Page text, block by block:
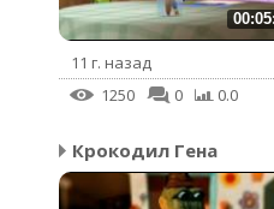
11 г. назад
1250
0 0.0
Крокодил Гена